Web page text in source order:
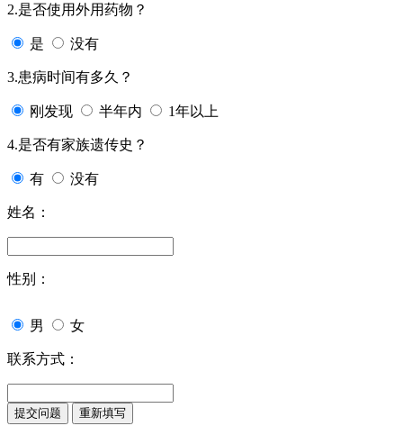
2.是否使用外用药物？
是 没有
3.患病时间有多久？
刚发现 半年内 1年以上
4.是否有家族遗传史？
有 没有
姓名：
性别：
男 女
联系方式：